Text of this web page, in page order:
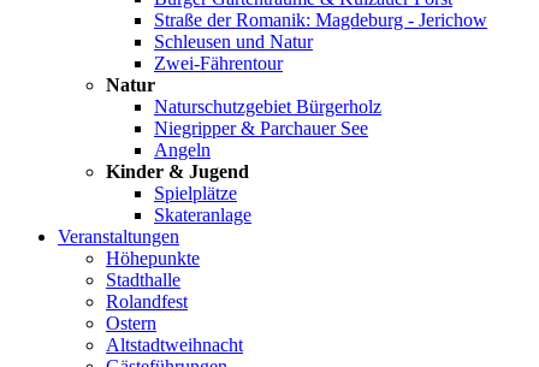
Straße der Romanik: Magdeburg - Jerichow
Schleusen und Natur
Zwei-Fährentour
Natur
Naturschutzgebiet Bürgerholz
Niegripper & Parchauer See
Angeln
Kinder & Jugend
Spielplätze
Skateranlage
Veranstaltungen
Höhepunkte
Stadthalle
Rolandfest
Ostern
Altstadtweihnacht